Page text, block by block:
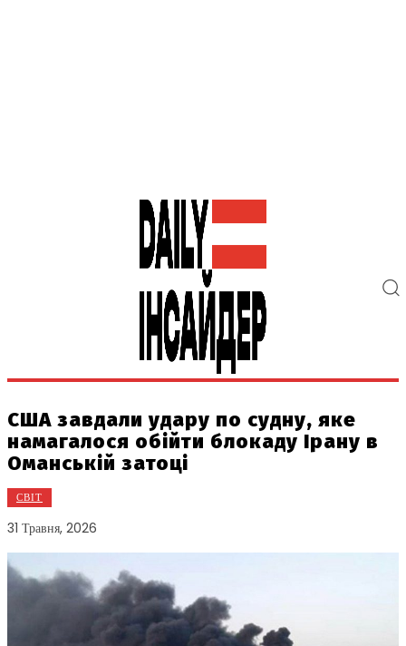
США завдали удару по судну, яке
намагалося обійти блокаду Ірану в
Оманській затоці
СВІТ
31 Травня, 2026